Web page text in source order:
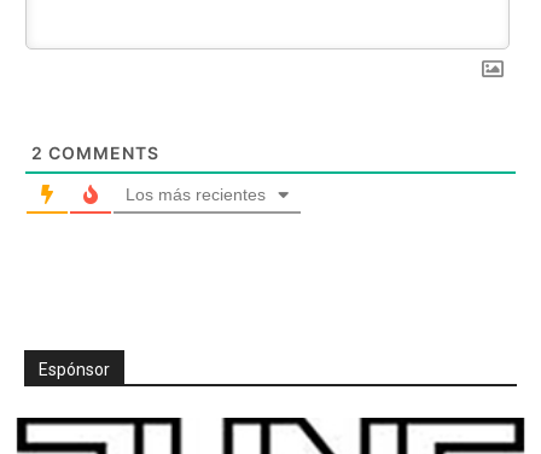
2 COMMENTS
Los más recientes
Espónsor